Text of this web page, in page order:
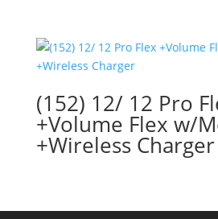
(152) 12/ 12 Pro
+Volume Flex w/
+Wireless Charger